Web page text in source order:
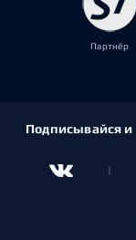
Партнёр
Подписывайся и